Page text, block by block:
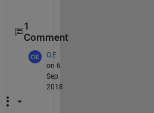
1
Comment
O.E
on 6
Sep
2018